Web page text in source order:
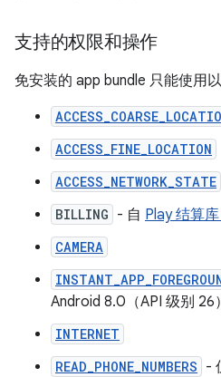
支持的权限和操作
免安装的 app bundle 只能使用
ACCESS_FINE_LOCATION
ACCESS_NETWORK_STATE
BILLING - 自 Play 结算
CAMERA
Android 8.0（API 级别 26
INTERNET
READ_PHONE_NUMBERS -